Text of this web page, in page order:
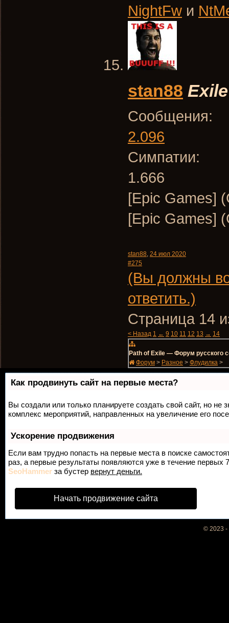
NightFw и
stan88 Exile
Сообщения:
2.096
Симпатии:
1.666
[Epic Games]
[Epic Games]
stan88, 24 июл 2020
#275
(Вы должны
ответить.)
Страница 14
< Назад 1 ← 9 10 11 12 13 → 14
Path of Exile — Форум русского
Форум > Разное > Флудилка >
Как продвинуть сайт на первые места?
Вы создали или только планируете создать свой сайт, но не
комплекс мероприятий, направленных на увеличение его
Ускорение продвижения
Если вам трудно попасть на первые места в поиске
раз, а первые результаты появляются уже в течение первых
SeoHammer за бустер вернут деньги.
Начать продвижение сайта
© 2023 -